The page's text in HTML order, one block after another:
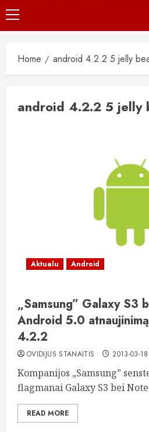
Primary
Menu
Home android 4.2.2 5 jelly
android 4.2.2 5 jelly
Aktualu Android
„Samsung” Galaxy S3
Android 5.0
4.2.2
OVIDIJUS STANAITIS 2013-03-18
Kompanijos „Samsung”
flagmanai Galaxy S3 bei
READ MORE